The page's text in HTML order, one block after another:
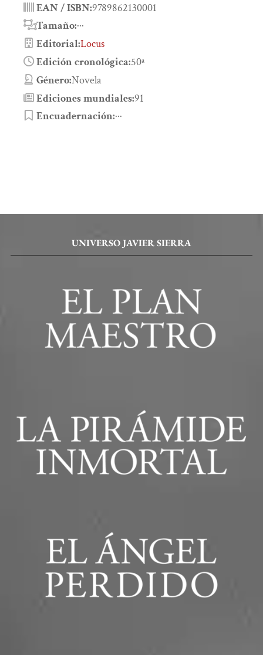
EAN / ISBN:9789862130001
Tamaño:···
Editorial:Locus
Edición cronológica:50ª
Género:Novela
Ediciones mundiales:91
Encuadernación:···
UNIVERSO JAVIER SIERRA